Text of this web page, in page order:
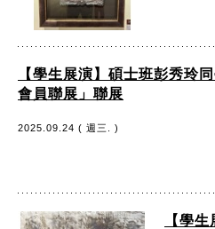
【學生展演】碩士班彭秀玲
會員聯展」聯展
2025.09.24 ( 週三. )
【學